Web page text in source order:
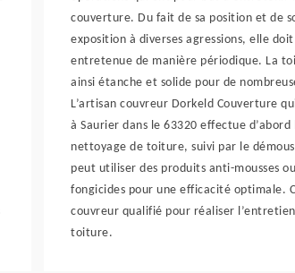
couverture. Du fait de sa position et de
exposition à diverses agressions, elle
entretenue de manière périodique. La
ainsi étanche et solide pour de
L’artisan couvreur Dorkeld Couverture
à Saurier dans le 63320 effectue d’abord
nettoyage de toiture, suivi par le
peut utiliser des produits anti-mousses
fongicides pour une efficacité optimale.
couvreur qualifié pour réaliser
toiture.